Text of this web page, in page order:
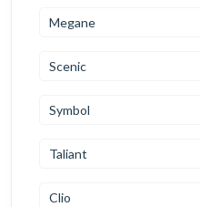
Megane
Scenic
Symbol
Taliant
Clio